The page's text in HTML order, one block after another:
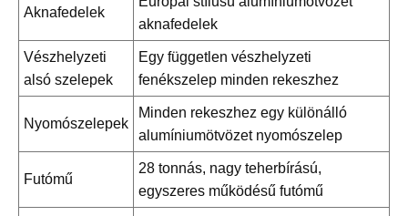
Aknafedelek
aknafedelek
Vészhelyzeti
alsó szelepek
Egy független vészhelyzeti
fenékszelep minden rekeszhez
Nyomószelepek
Minden rekeszhez egy különálló
alumíniumötvözet nyomószelep
Futómű
28 tonnás, nagy teherbírású,
egyszeres működésű futómű